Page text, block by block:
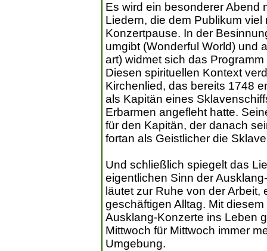
Es wird ein besonderer Abend
Liedern, die dem Publikum
Konzertpause. In der
umgibt (Wonderful World) und
art) widmet sich das
Diesen spirituellen Kontext
Kirchenlied, das bereits 1748
als Kapitän eines
Erbarmen angefleht hatte.
für den Kapitän, der danach
fortan als Geistlicher die
Und schließlich spiegelt das
eigentlichen Sinn der
läutet zur Ruhe von der
geschäftigen Alltag. Mit
Ausklang-Konzerte ins Leben
Mittwoch für Mittwoch immer
Umgebung.